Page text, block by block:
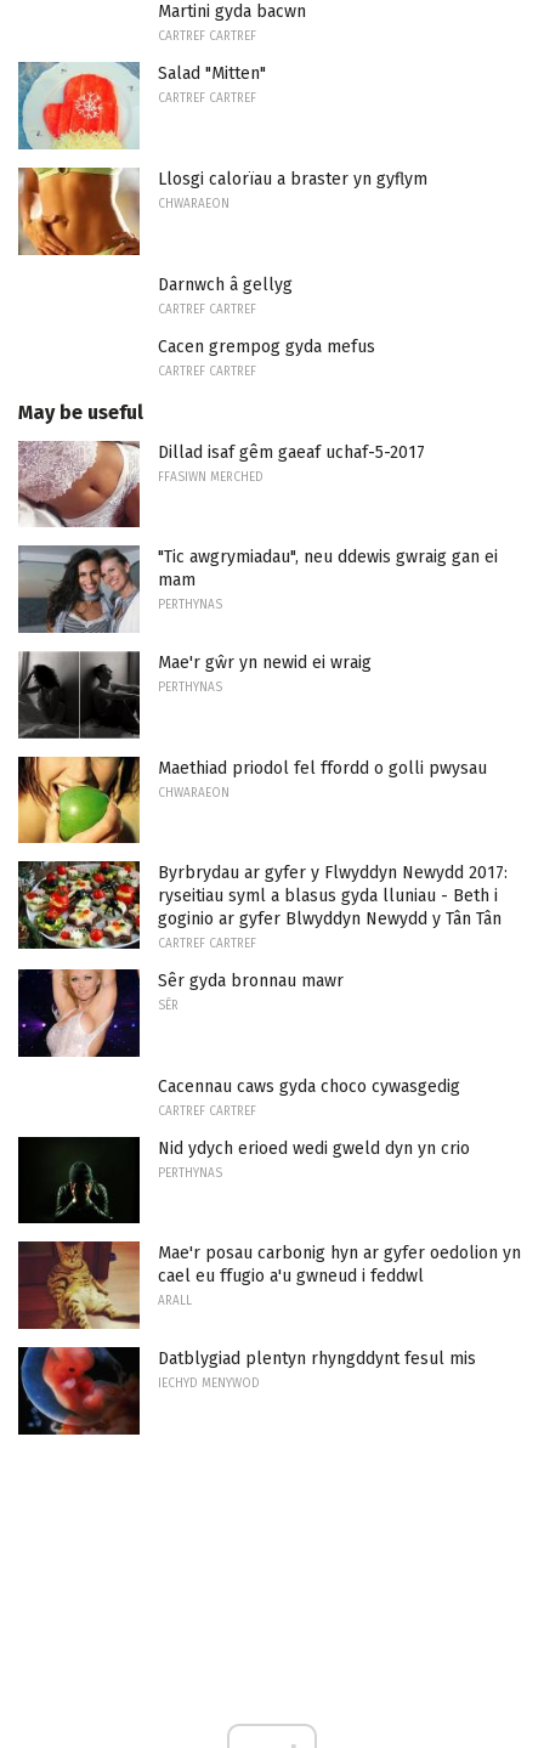
Martini gyda bacwn
CARTREF CARTREF
Salad "Mitten"
CARTREF CARTREF
Llosgi calorïau a braster yn gyflym
CHWARAEON
Darnwch â gellyg
CARTREF CARTREF
Cacen grempog gyda mefus
CARTREF CARTREF
May be useful
Dillad isaf gêm gaeaf uchaf-5-2017
FFASIWN MERCHED
"Tic awgrymiadau", neu ddewis gwraig gan ei
mam
PERTHYNAS
Mae'r gŵr yn newid ei wraig
PERTHYNAS
Maethiad priodol fel ffordd o golli pwysau
CHWARAEON
Byrbrydau ar gyfer y Flwyddyn Newydd 2017:
ryseitiau syml a blasus gyda lluniau - Beth i
goginio ar gyfer Blwyddyn Newydd y Tân Tân
CARTREF CARTREF
Sêr gyda bronnau mawr
SÊR
Cacennau caws gyda choco cywasgedig
CARTREF CARTREF
Nid ydych erioed wedi gweld dyn yn crio
PERTHYNAS
Mae'r posau carbonig hyn ar gyfer oedolion yn
cael eu ffugio a'u gwneud i feddwl
ARALL
Datblygiad plentyn rhyngddynt fesul mis
IECHYD MENYWOD